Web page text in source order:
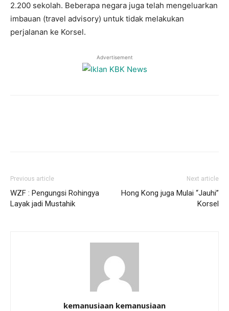
2.200 sekolah. Beberapa negara juga telah mengeluarkan
imbauan (travel advisory) untuk tidak melakukan
perjalanan ke Korsel.
Advertisement
Previous article
WZF : Pengungsi Rohingya
Layak jadi Mustahik
Next article
Hong Kong juga Mulai “Jauhi”
Korsel
kemanusiaan kemanusiaan